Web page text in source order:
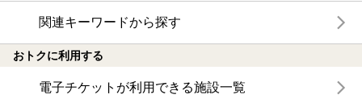
関連キーワードから探す
おトクに利用する
電子チケットが利用できる施設一覧